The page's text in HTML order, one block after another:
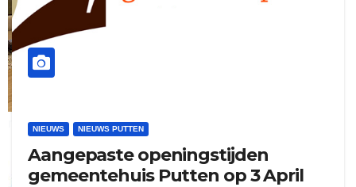
ruitengaparket
NIEUWS NIEUWS PUTTEN
Aangepaste openingstijden
gemeentehuis Putten op 3 April